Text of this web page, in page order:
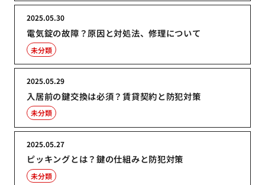
電気錠の故障？原因と対処法、修理について
2025.05.30
未分類
入居前の鍵交換は必須？賃貸契約と防犯対策
2025.05.29
未分類
ピッキングとは？鍵の仕組みと防犯対策
2025.05.27
未分類